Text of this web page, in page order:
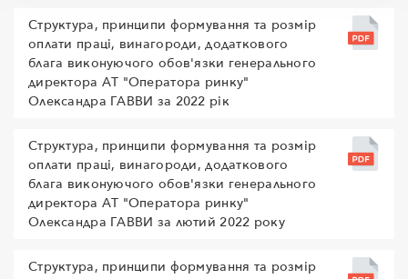
Структура, принципи формування та розмір
оплати праці, винагороди, додаткового
блага виконуючого обов'язки генерального
директора АТ "Оператора ринку"
Олександра ГАВВИ за 2022 рік
Структура, принципи формування та розмір
оплати праці, винагороди, додаткового
блага виконуючого обов'язки генерального
директора АТ "Оператора ринку"
Олександра ГАВВИ за лютий 2022 року
Структура, принципи формування та розмір